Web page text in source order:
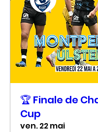
🏆 Finale de
Cup
ven. 22 mai